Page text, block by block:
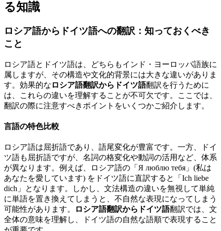
る知識
ロシア語からドイツ語への翻訳：知っておくべき
こと
ロシア語とドイツ語は、どちらもインド・ヨーロッパ語族に
属しますが、その構造や文化的背景には大きな違いがありま
す。効果的な ロシア語翻訳からドイツ語翻訳を行うために
は、これらの違いを理解することが不可欠です。ここでは、
翻訳の際に注意すべきポイントをいくつかご紹介します。
言語の特色比較
ロシア語は屈折語であり、語尾変化が豊富です。一方、ドイ
ツ語も屈折語ですが、名詞の格変化や動詞の活用など、体系
が異なります。例えば、ロシア語の「Я люблю тебя」(私は
あなたを愛しています) をドイツ語に直訳すると「Ich liebe
dich」となります。しかし、文法構造の違いを無視して単純
に単語を置き換えてしまうと、不自然な表現になってしまう
可能性があります。
ロシア語翻訳からドイツ語翻訳では、文
全体の意味を理解し、ドイツ語の自然な語順で表現すること